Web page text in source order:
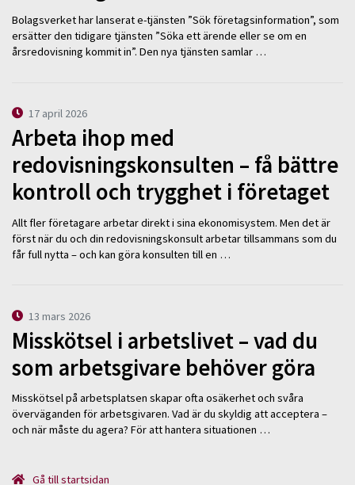
Bolagsverket har lanserat e-tjänsten ”Sök företagsinformation”, som
ersätter den tidigare tjänsten ”Söka ett ärende eller se om en
årsredovisning kommit in”. Den nya tjänsten samlar …
17 april 2026
Arbeta ihop med
redovisningskonsulten – få bättre
kontroll och trygghet i företaget
Allt fler företagare arbetar direkt i sina ekonomisystem. Men det är
först när du och din redovisningskonsult arbetar tillsammans som du
får full nytta – och kan göra konsulten till en …
13 mars 2026
Misskötsel i arbetslivet – vad du
som arbetsgivare behöver göra
Misskötsel på arbetsplatsen skapar ofta osäkerhet och svåra
överväganden för arbetsgivaren. Vad är du skyldig att acceptera –
och när måste du agera? För att hantera situationen …
Gå till startsidan